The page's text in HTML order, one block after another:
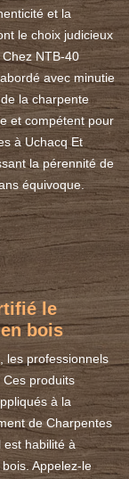
et la
le choix judicieux
NTB-40
avec minutie
la charpente
et compétent pour
à Uchacq Et
la pérennité de
équivoque.
le
bois
les professionnels
Ces produits
à la
de Charpentes
est habilité à
Appelez-le